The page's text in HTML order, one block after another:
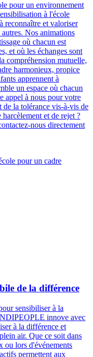
pour un environnement
à l'école
reconnaître et valoriser
Nos animations
où chacun est
et où les échanges sont
compréhension mutuelle,
harmonieux, propice
apprennent à
un espace où chacun
appel à nous pour votre
la tolérance vis-à-vis de
et de rejet ?
nous directement
de la différence
sensibiliser à la
innove avec
à la différence et
air. Que ce soit dans
ou lors d'événements
permettent aux